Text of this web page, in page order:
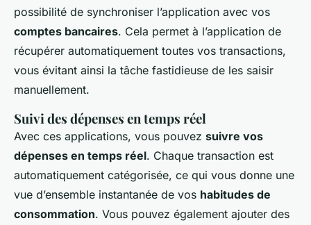
possibilité de synchroniser l’application avec vos
comptes bancaires. Cela permet à l’application de
récupérer automatiquement toutes vos transactions,
vous évitant ainsi la tâche fastidieuse de les saisir
manuellement.
Suivi des dépenses en temps réel
Avec ces applications, vous pouvez suivre vos
dépenses en temps réel. Chaque transaction est
automatiquement catégorisée, ce qui vous donne une
vue d’ensemble instantanée de vos habitudes de
consommation. Vous pouvez également ajouter des